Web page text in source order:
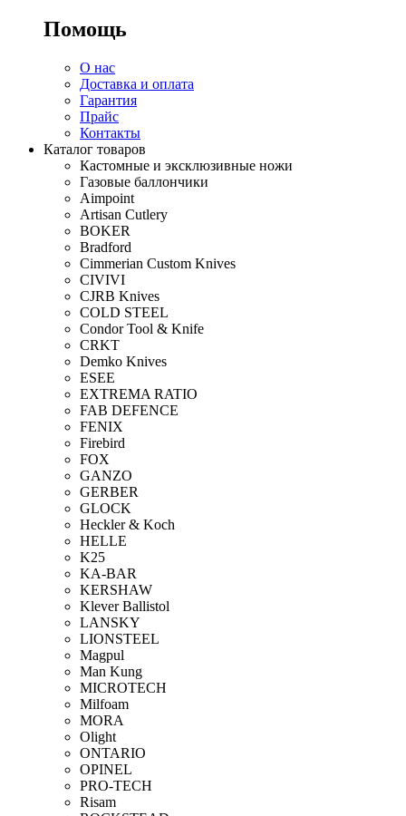
Помощь
О нас
Доставка и оплата
Гарантия
Прайс
Контакты
Каталог товаров
Кастомные и эксклюзивные ножи
Газовые баллончики
Aimpoint
Artisan Cutlery
BOKER
Bradford
Cimmerian Custom Knives
CIVIVI
CJRB Knives
COLD STEEL
Condor Tool & Knife
CRKT
Demko Knives
ESEE
EXTREMA RATIO
FAB DEFENCE
FENIX
Firebird
FOX
GANZO
GERBER
GLOCK
Heckler & Koch
HELLE
K25
KA-BAR
KERSHAW
Klever Ballistol
LANSKY
LIONSTEEL
Magpul
Man Kung
MICROTECH
Milfoam
MORA
Olight
ONTARIO
OPINEL
PRO-TECH
Risam